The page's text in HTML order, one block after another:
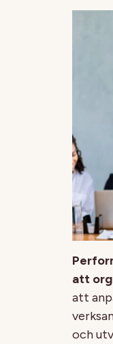
att
att
och